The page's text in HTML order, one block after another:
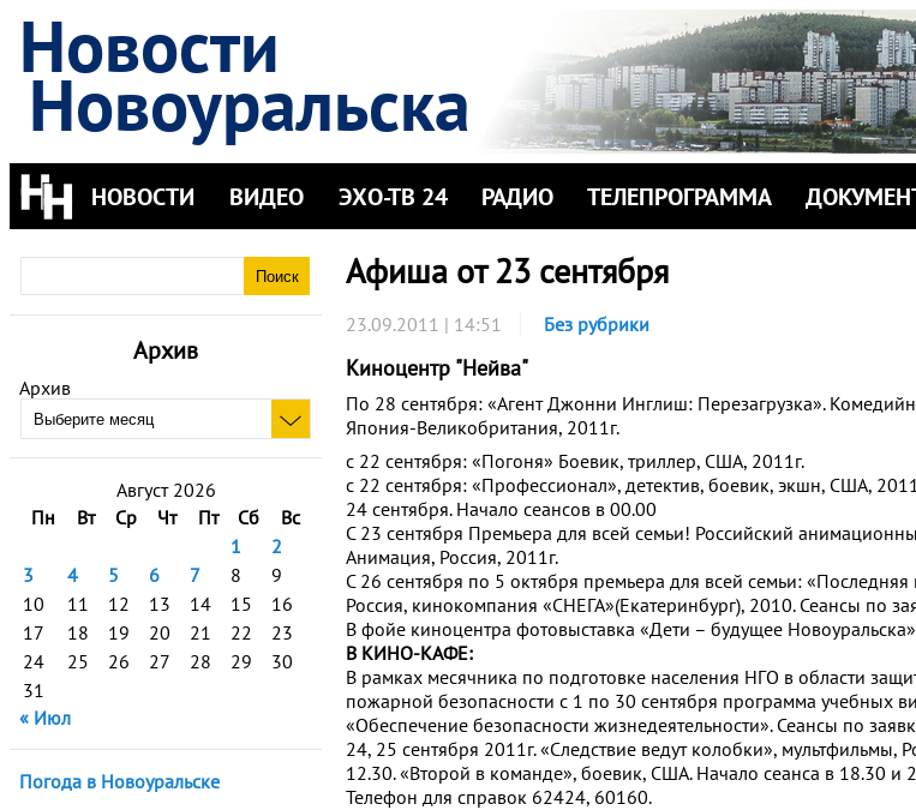
Новости
Новоуральска
НОВОСТИ ВИДЕО ЭХО-ТВ 24 РАДИО ТЕЛЕПРОГРАММА
Архив
Архив
Август 2026
Пн
Вт Ср Чт Пт Сб
Вс
1
2
3
4 5 6 7 8
9
10
11 12 13 14 15
16
17
18 19 20 21 22
23
24
25 26 27 28 29
30
31
« Июл
Погода в Новоуральске
Афиша от 23 сентября
23.09.2011 | 14:51 Без рубрики
Киноцентр "Нейва"
По 28 сентября: «Агент Джонни Инглиш: Перезагрузка».
Япония-Великобритания, 2011г.
с 22 сентября: «Погоня» Боевик, триллер, США, 2011г.
с 22 сентября: «Профессионал», детектив, боевик, экшн, США,
24 сентября. Начало сеансов в 00.00
С 23 сентября Премьера для всей семьи! Российский
Анимация, Россия, 2011г.
С 26 сентября по 5 октября премьера для всей семьи:
Россия, кинокомпания «СНЕГА»(Екатеринбург), 2010. Сеансы по
В фойе киноцентра фотовыставка «Дети – будущее
В КИНО-КАФЕ:
В рамках месячника по подготовке населения НГО в области
пожарной безопасности с 1 по 30 сентября программа учебных
«Обеспечение безопасности жизнедеятельности». Сеансы по
24, 25 сентября 2011г. «Следствие ведут колобки», мультфильмы,
12.30. «Второй в команде», боевик, США. Начало сеанса в 18.30 и
Телефон для справок 62424, 60160.